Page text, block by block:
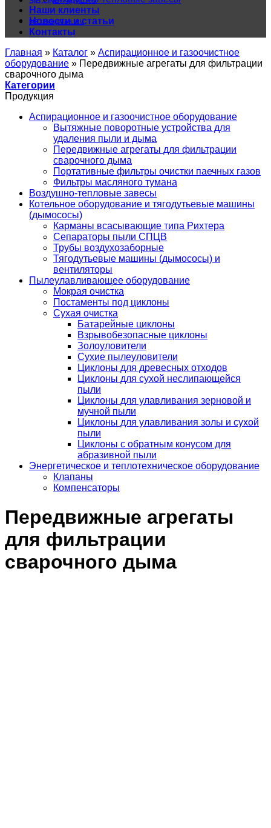
SIB.LINE@MAIL.RU
Наши клиенты
Новости и статьи
Контакты
Главная » Каталог » Аспирационное и газоочистное
оборудование » Передвижные агрегаты для фильтрации
сварочного дыма
Категории
Продукция
Аспирационное и газоочистное оборудование
Вытяжные поворотные устройства для
удаления пыли и дыма
Передвижные агрегаты для фильтрации
сварочного дыма
Портативные фильтры очистки паечных газов
Фильтры масляного тумана
Воздушно-тепловые завесы
Котельное оборудование и тягодутьевые машины
(дымососы)
Карманы всасывающие типа Рихтера
Сепараторы пыли СПЦВ
Трубы воздухозаборные
Тягодутьевые машины (дымососы) и
вентиляторы
Пылеулавливающее оборудование
Мокрая очистка
Постаменты под циклоны
Сухая очистка
Батарейные циклоны
Взрывобезопасные циклоны
Золоуловители
Сухие пылеуловители
Циклоны для древесных отходов
Циклоны для сухой неслипающейся
пыли
Циклоны для улавливания зерновой и
мучной пыли
Циклоны для улавливания золы и сухой
пыли
Циклоны с обратным конусом для
абразивной пыли
Энергетическое и теплотехническое оборудование
Клапаны
Компенсаторы
Передвижные агрегаты
для фильтрации
сварочного дыма